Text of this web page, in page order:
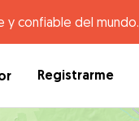
y confiable del mundo.
Registrarme